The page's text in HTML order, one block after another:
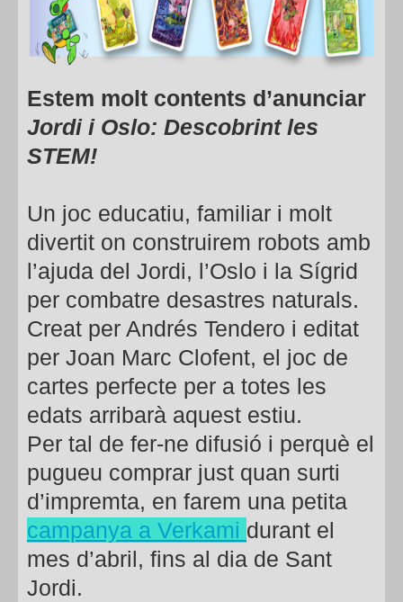
Estem molt contents d’anunciar
Jordi i Oslo: Descobrint les
STEM!
Un joc educatiu, familiar i molt
divertit on construirem robots amb
l’ajuda del Jordi, l’Oslo i la Sígrid
per combatre desastres naturals.
Creat per Andrés Tendero i editat
per Joan Marc Clofent, el joc de
cartes perfecte per a totes les
edats arribarà aquest estiu.
Per tal de fer-ne difusió i perquè el
pugueu comprar just quan surti
d’impremta, en farem una petita
campanya a Verkami durant el
mes d’abril, fins al dia de Sant
Jordi.